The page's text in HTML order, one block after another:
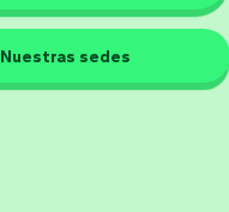
Nuestras sedes